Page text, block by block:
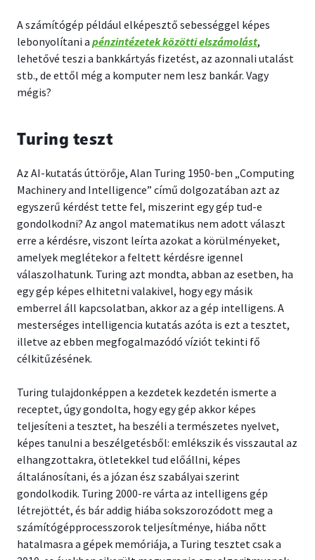
A számítógép például elképesztő sebességgel képes
lebonyolítani a pénzintézetek közötti elszámolást,
lehetővé teszi a bankkártyás fizetést, az azonnali utalást
stb., de ettől még a komputer nem lesz bankár. Vagy
mégis?
Turing teszt
Az AI-kutatás úttörője, Alan Turing 1950-ben „Computing
Machinery and Intelligence” című dolgozatában azt az
egyszerű kérdést tette fel, miszerint egy gép tud-e
gondolkodni? Az angol matematikus nem adott választ
erre a kérdésre, viszont leírta azokat a körülményeket,
amelyek meglétekor a feltett kérdésre igennel
válaszolhatunk. Turing azt mondta, abban az esetben, ha
egy gép képes elhitetni valakivel, hogy egy másik
emberrel áll kapcsolatban, akkor az a gép intelligens. A
mesterséges intelligencia kutatás azóta is ezt a tesztet,
illetve az ebben megfogalmazódó víziót tekinti fő
célkitűzésének.
Turing tulajdonképpen a kezdetek kezdetén ismerte a
receptet, úgy gondolta, hogy egy gép akkor képes
teljesíteni a tesztet, ha beszéli a természetes nyelvet,
képes tanulni a beszélgetésből: emlékszik és visszautal az
elhangzottakra, ötletekkel tud előállni, képes
általánosítani, és a józan ész szabályai szerint
gondolkodik. Turing 2000-re várta az intelligens gép
létrejöttét, és bár addig hiába sokszorozódott meg a
számítógépprocesszorok teljesítménye, hiába nőtt
hatalmasra a gépek memóriája, a Turing tesztet csak a